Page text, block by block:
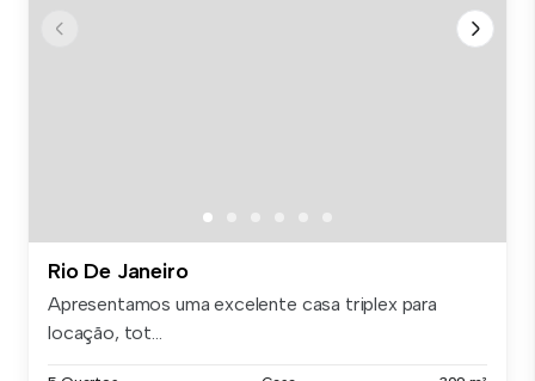
Rio De Janeiro
Apresentamos uma excelente casa triplex para
locação, tot...